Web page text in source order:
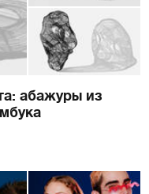
абажуры из